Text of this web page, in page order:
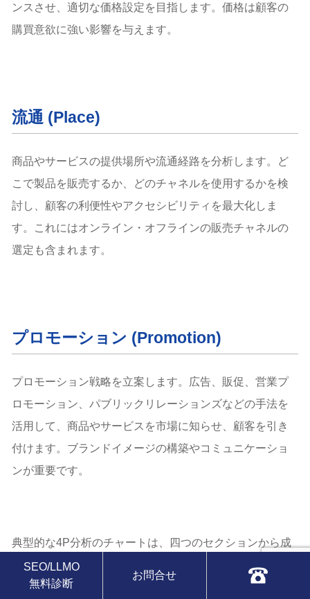
ンスさせ、適切な価格設定を目指します。価格は顧客の
購買意欲に強い影響を与えます。
流通 (Place)
商品やサービスの提供場所や流通経路を分析します。ど
こで製品を販売するか、どのチャネルを使用するかを検
討し、顧客の利便性やアクセシビリティを最大化しま
す。これにはオンライン・オフラインの販売チャネルの
選定も含まれます。
プロモーション (Promotion)
プロモーション戦略を立案します。広告、販促、営業プ
ロモーション、パブリックリレーションズなどの手法を
活用して、商品やサービスを市場に知らせ、顧客を引き
付けます。ブランドイメージの構築やコミュニケーショ
ンが重要です。
典型的な4P分析のチャートは、四つのセクションから成
り立ち、各要素の相互関係や影響を示します。
SEO/LLMO
無料診断
お問合せ